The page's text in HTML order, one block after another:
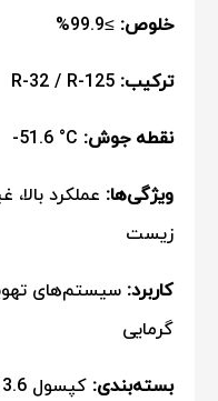
خلوص: ≥99.9%
ترکیب:
نقطه جوش: -51.6 °C
ویژگی‌ها: عملکرد
زیست
کاربرد: سیستم‌های
گرمایی
بسته‌بندی: کپسول 13.6 کیلوگرمی